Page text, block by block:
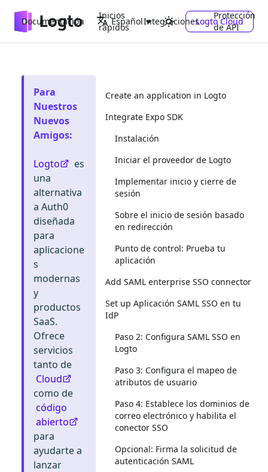
Documentación
Inicios
rápidos
Integraciones
Protección
de API
Español Logto Cloud
Para
Nuestros
Nuevos
Amigos:
Logto
es
una
alternativa
a Auth0
diseñada
para
aplicacione
s
modernas
y
productos
SaaS.
Ofrece
servicios
tanto de
Cloud
como de
código
abierto
para
ayudarte a
lanzar
Create an application in Logto
Integrate Expo SDK
Instalación
Iniciar el proveedor de Logto
Implementar inicio y cierre de
sesión
Sobre el inicio de sesión basado
en redirección
Punto de control: Prueba tu
aplicación
Add SAML enterprise SSO connector
Set up Aplicación SAML SSO en tu
IdP
Paso 2: Configura SAML SSO en
Logto
Paso 3: Configura el mapeo de
atributos de usuario
Paso 4: Establece los dominios de
correo electrónico y habilita el
conector SSO
Opcional: Firma la solicitud de
autenticación SAML